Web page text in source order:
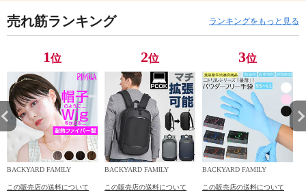
売れ筋ランキング ランキングをもっと見る
1位
BACKYARD FAMILY
この販売店の送料について
2位
BACKYARD FAMILY
この販売店の送料について
3位
BACKYARD FAMILY
この販売店の送料について